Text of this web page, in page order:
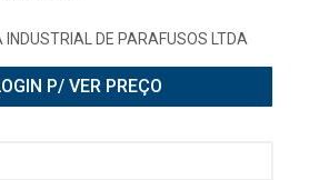
DE PARAFUSOS LTDA
P/ VER PREÇO